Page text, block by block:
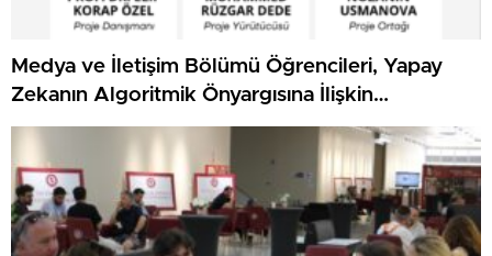
Medya ve İletişim Bölümü Öğrencileri, Yapay
Zekanın Algoritmik Önyargısına İlişkin
Farkındalık Düzeylerini Araştıracak